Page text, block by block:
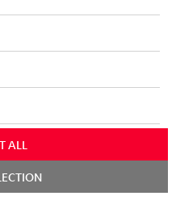
vorbehalten. Das auf unseren
enthalten. Etwaige
Einstellungen
ALL